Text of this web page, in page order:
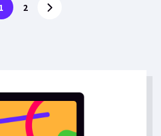
1 2